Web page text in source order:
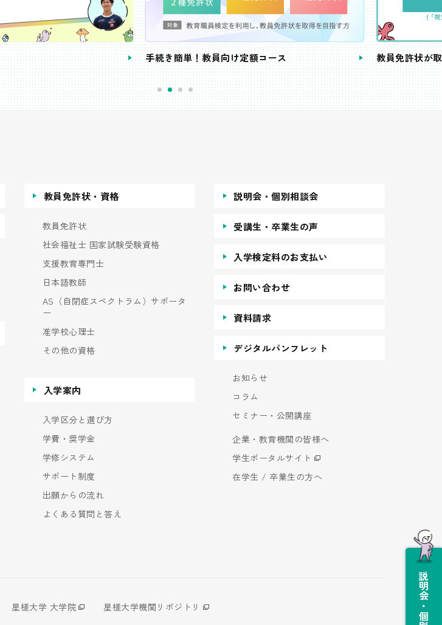
手続き簡単！教員向け定額コース 教員免許状が
教員免許状・資格
教員免許状
社会福祉士 国家試験受験資格
支援教育専門士
日本語教師
AS（自閉症スペクトラム）サポータ
ー
准学校心理士
その他の資格
入学案内
入学区分と選び方
学費・奨学金
学修システム
サポート制度
出願からの流れ
よくある質問と答え
説明会・個別相談会
受講生・卒業生の声
入学検定料のお支払い
お問い合わせ
資料請求
デジタルパンフレット
お知らせ
コラム
セミナー・公開講座
企業・教育機関の皆様へ
学生ポータルサイト
在学生 / 卒業生の方へ
星槎大学 大学院
星槎大学機関リポジトリ